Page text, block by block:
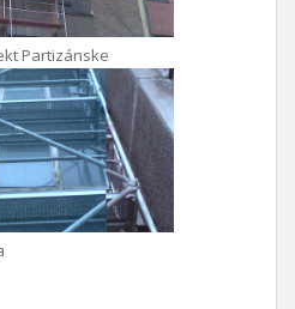
Partizánske